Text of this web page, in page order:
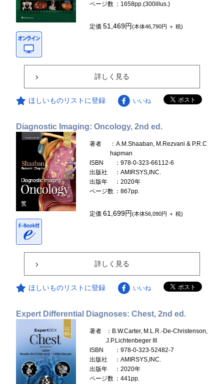
ページ数 ：1658pp.(300illus.)
定価51,469円(本体46,790円 ＋ 税)
詳しく見る
ほしいものリストに登録 いいね
Diagnostic Imaging: Oncology, 2nd ed.
著者
：A.M.Shaaban, M.Rezvani & P.R.C
hapman
ISBN
：978-0-323-66112-6
出版社
：AMIRSYS,INC.
出版年
：2020年
ページ数 ：867pp.
定価61,699円(本体56,090円 ＋ 税)
詳しく見る
ほしいものリストに登録 いいね
Expert Differential Diagnoses: Chest, 2nd ed.
著者
：B.W.Carter, M.L.R.-De-Christenson,
J.P.Lichtenbeger III
ISBN
：978-0-323-52482-7
出版社
：AMIRSYS,INC.
出版年
：2020年
ページ数 ：441pp.